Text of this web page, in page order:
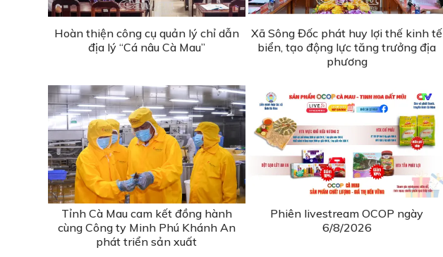
Hoàn thiện công cụ quản lý chỉ dẫn
địa lý “Cá nâu Cà Mau”
Xã Sông Đốc phát huy lợi thế kinh tế
biển, tạo động lực tăng trưởng địa
phương
Tỉnh Cà Mau cam kết đồng hành
cùng Công ty Minh Phú Khánh An
phát triển sản xuất
Phiên livestream OCOP ngày
6/8/2026